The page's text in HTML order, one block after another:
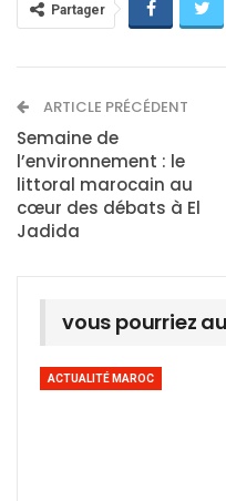
Partager
ARTICLE PRÉCÉDENT
Semaine de
l’environnement : le
littoral marocain au
cœur des débats à El
Jadida
vous pourriez
ACTUALITÉ MAROC